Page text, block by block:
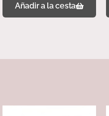
Añadir a la cesta